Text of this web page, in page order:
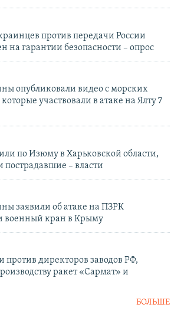
против передачи России
на гарантии безопасности – опрос
опубликовали видео с морских
участвовали в атаке на Ялту 7
по Изюму в Харьковской области,
пострадавшие – власти
заявили об атаке на ПЗРК
военный кран в Крыму
против директоров заводов РФ,
ракет «Сармат» и
БОЛЬШЕ